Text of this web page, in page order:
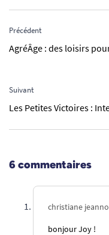
Précédent
AgréÂge : des loisirs
Suivant
Les Petites Victoires :
6 commentaires
christiane
bonjour Joy !